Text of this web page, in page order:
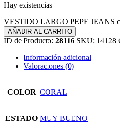
Hay existencias
VESTIDO LARGO PEPE JEANS
AÑADIR AL CARRITO
ID de Producto: 28116 SKU: 14128
Información adicional
Valoraciones (0)
COLOR CORAL
ESTADO MUY BUENO